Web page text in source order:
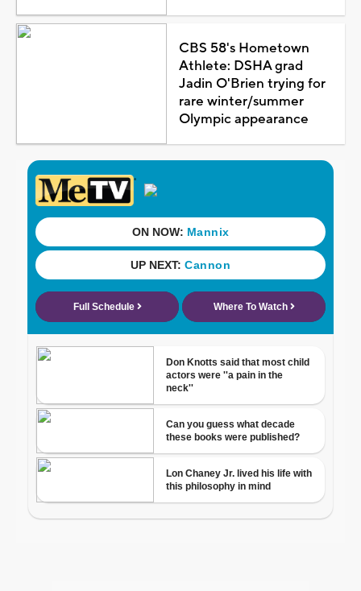
CBS 58's Hometown
Athlete: DSHA grad
Jadin O'Brien trying for
rare winter/summer
Olympic appearance